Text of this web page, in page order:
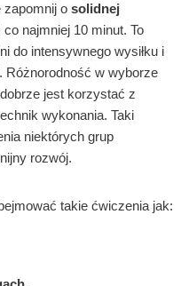
zapomnij o solidnej
najmniej 10 minut. To
do intensywnego wysiłku i
Różnorodność w wyborze
jest korzystać z
wykonania. Taki
niektórych grup
rozwój.
takie ćwiczenia jak: